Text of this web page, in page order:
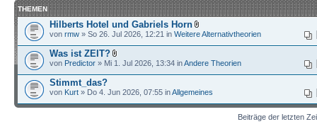
THEMEN
Hilberts Hotel und Gabriels Horn
von rmw » So 26. Jul 2026, 12:21 in Weitere Alternativtheorien
Was ist ZEIT?
von Predictor » Mi 1. Jul 2026, 13:34 inAndere Theorien
Stimmt_das?
von Kurt » Do 4. Jun 2026, 07:55 inAllgemeines
Beiträge der letzten